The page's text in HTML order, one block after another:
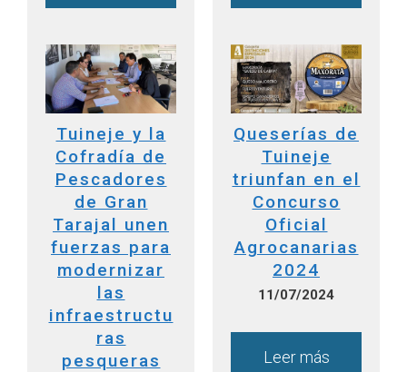
Tuineje y la
Cofradía de
Pescadores
de Gran
Tarajal unen
fuerzas para
modernizar
las
infraestructu
ras
pesqueras
Queserías de
Tuineje
triunfan en el
Concurso
Oficial
Agrocanarias
2024
11/07/2024
Leer más